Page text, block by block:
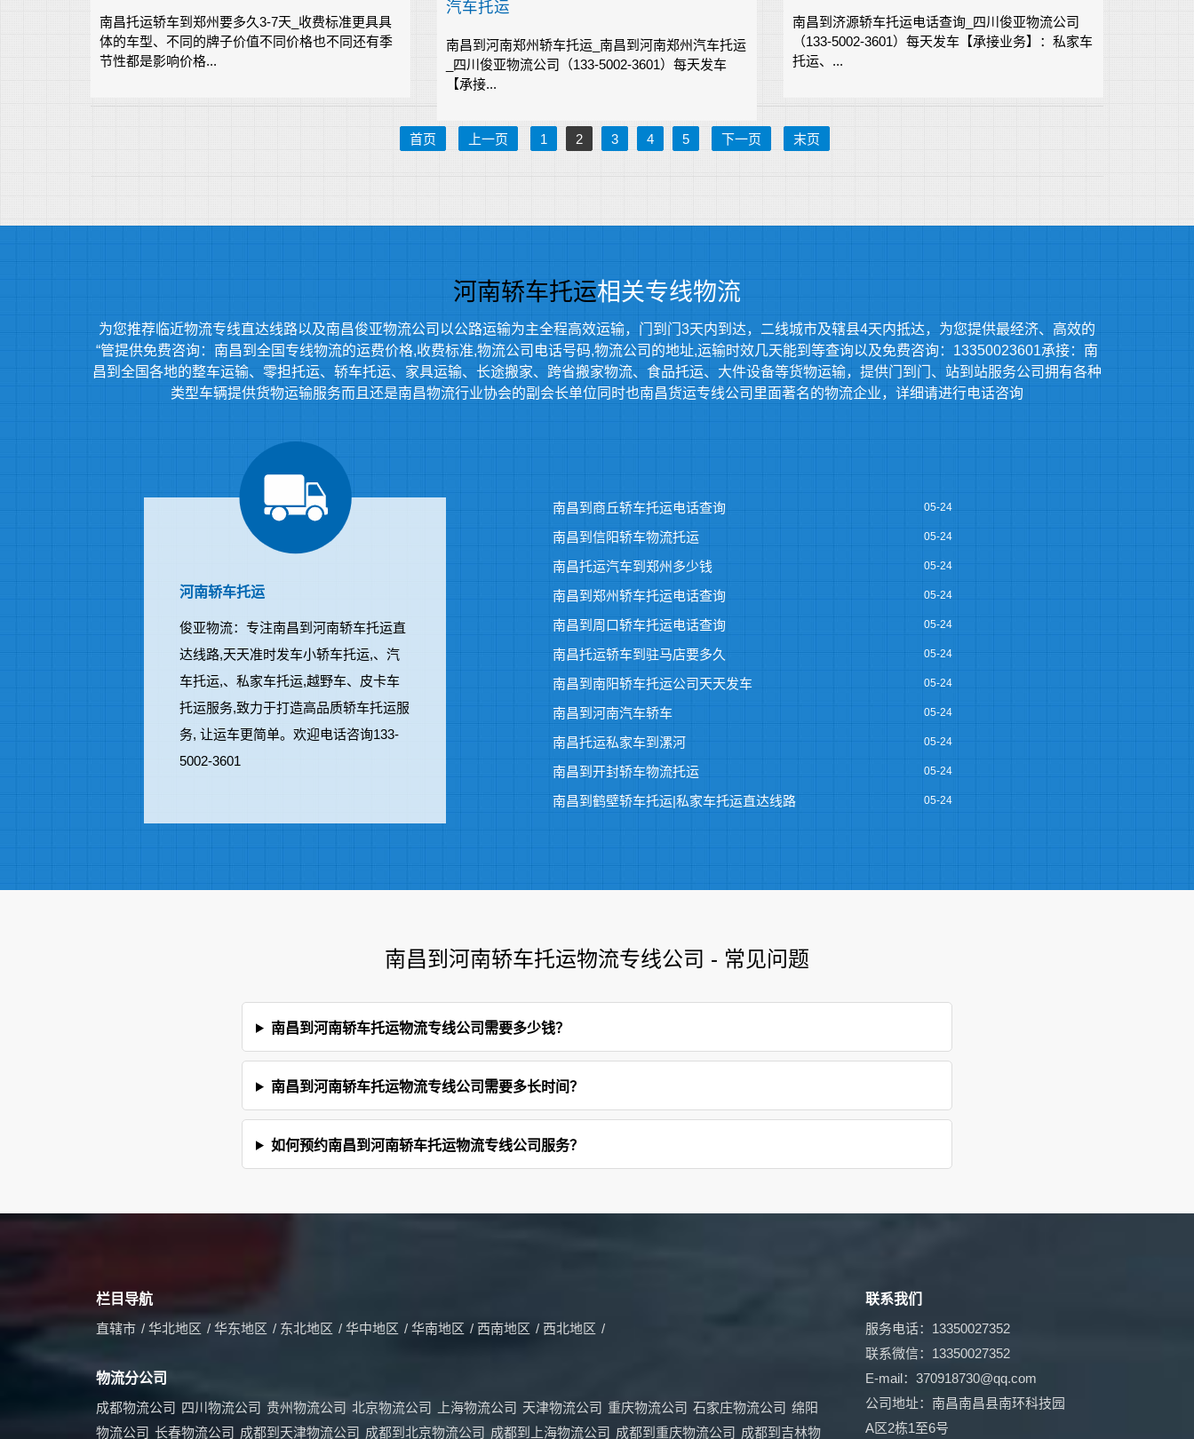
南昌托运轿车到郑州要多久3-7天_收费标准更具具
体的车型、不同的牌子价值不同价格也不同还有季
节性都是影响价格...
汽车托运
南昌到河南郑州轿车托运_南昌到河南郑州汽车托运
_四川俊亚物流公司（133-5002-3601）每天发车
【承接...
南昌到济源轿车托运电话查询_四川俊亚物流公司
（133-5002-3601）每天发车【承接业务】：私家车
托运、...
首页 上一页 1 2 3 4 5 下一页 末页
河南轿车托运相关专线物流
为您推荐临近物流专线直达线路以及南昌俊亚物流公司以公路运输为主全程高效运输，门到门3天内到达，二线城市及辖县4天内抵达，为您提供最经济、高效的
“管提供免费咨询：南昌到全国专线物流的运费价格,收费标准,物流公司电话号码,物流公司的地址,运输时效几天能到等查询以及免费咨询：13350023601承接：南
昌到全国各地的整车运输、零担托运、轿车托运、家具运输、长途搬家、跨省搬家物流、食品托运、大件设备等货物运输，提供门到门、站到站服务公司拥有各种
类型车辆提供货物运输服务而且还是南昌物流行业协会的副会长单位同时也南昌货运专线公司里面著名的物流企业，详细请进行电话咨询
河南轿车托运
俊亚物流：专注南昌到河南轿车托运直
达线路,天天准时发车小轿车托运,、汽
车托运,、私家车托运,越野车、皮卡车
托运服务,致力于打造高品质轿车托运服
务, 让运车更简单。欢迎电话咨询133-
5002-3601
南昌到商丘轿车托运电话查询 05-24
南昌到信阳轿车物流托运 05-24
南昌托运汽车到郑州多少钱 05-24
南昌到郑州轿车托运电话查询 05-24
南昌到周口轿车托运电话查询 05-24
南昌托运轿车到驻马店要多久 05-24
南昌到南阳轿车托运公司天天发车 05-24
南昌到河南汽车轿车 05-24
南昌托运私家车到漯河 05-24
南昌到开封轿车物流托运 05-24
​南昌到鹤壁轿车托运|私家车托运直达线路 05-24
南昌到河南轿车托运物流专线公司 - 常见问题
南昌到河南轿车托运物流专线公司需要多少钱？
南昌到河南轿车托运物流专线公司需要多长时间？
如何预约南昌到河南轿车托运物流专线公司服务？
栏目导航
直辖市 / 华北地区 / 华东地区 / 东北地区 / 华中地区 / 华南地区 / 西南地区 / 西北地区 /
物流分公司
成都物流公司 四川物流公司 贵州物流公司 北京物流公司 上海物流公司 天津物流公司 重庆物流公司 石家庄物流公司 绵阳
物流公司 长春物流公司 成都到天津物流公司 成都到北京物流公司 成都到上海物流公司 成都到重庆物流公司 成都到吉林物
联系我们
服务电话：13350027352
联系微信：13350027352
E-mail：370918730@qq.com
公司地址：南昌南昌县南环科技园
A区2栋1至6号